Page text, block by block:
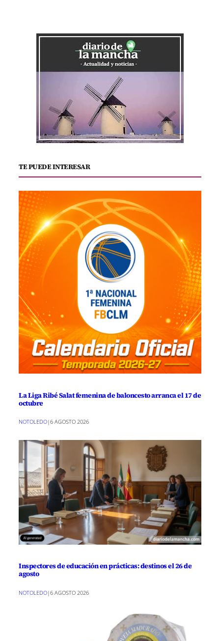
TE PUEDE INTERESAR
La Liga Ribé Salat femenina de baloncesto arranca el 17 de
octubre
NOTOLEDO|6 AGOSTO 2026
Inspectores de educación en prácticas: destinos el 26 de
agosto
NOTOLEDO|6 AGOSTO 2026